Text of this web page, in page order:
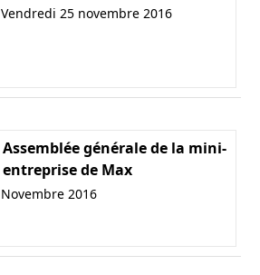
Vendredi 25 novembre 2016
Assemblée générale de la mini-
entreprise de Max
Novembre 2016